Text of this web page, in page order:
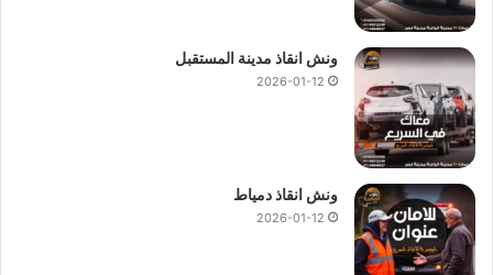
ونش انقاذ مدينة المستقبل
2026-01-12
ونش انقاذ دمياط
2026-01-12